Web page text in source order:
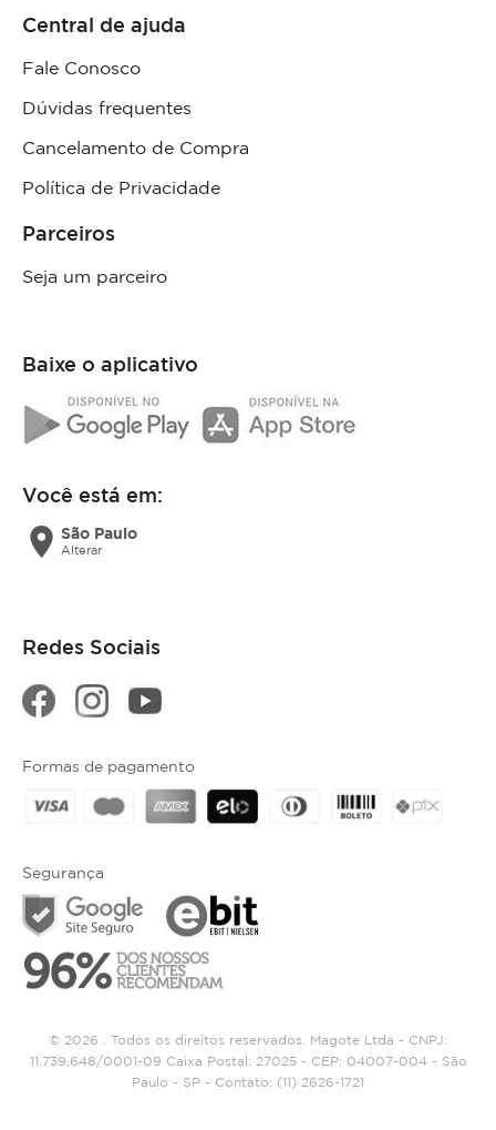
Central de ajuda
Fale Conosco
Dúvidas frequentes
Cancelamento de Compra
Política de Privacidade
Parceiros
Seja um parceiro
Baixe o aplicativo
Você está em:
location_on São Paulo
Alterar
Redes Sociais
Segurança
Formas de pagamento
© 2026 . Todos os direitos reservados. Magote Ltda - CNPJ:
11.739.648/0001-09 Caixa Postal: 27025 - CEP: 04007-004 - São
Paulo - SP - Contato: (11) 2626-1721